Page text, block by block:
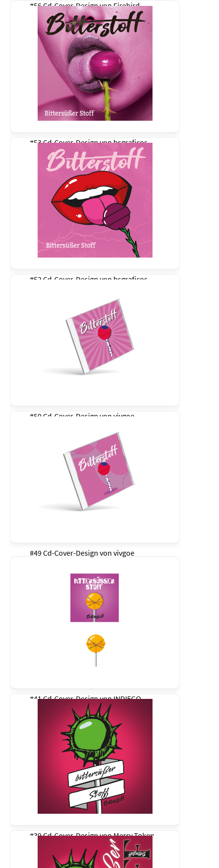
#56 Cd-Cover-Design vonFirebird
#53 Cd-Cover-Design vonbsgraficos
#52 Cd-Cover-Design von bsgraficos
#50 Cd-Cover-Design von vivgoe
#49 Cd-Cover-Design von vivgoe
#41 Cd-Cover-Design vonINDIEGO
#39 Cd-Cover-Design vonMerry Token